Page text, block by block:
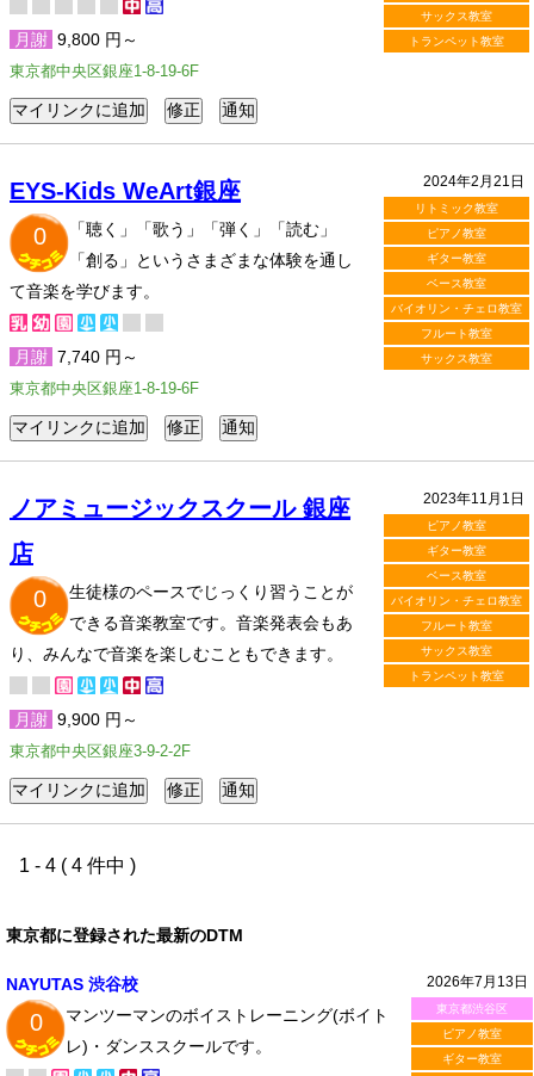
サックス教室
トランペット教室
月謝 9,800 円～
東京都中央区銀座1-8-19-6F
2024年2月21日
リトミック教室
ピアノ教室
ギター教室
ベース教室
バイオリン・チェロ教室
フルート教室
サックス教室
EYS-Kids WeArt銀座
0
「聴く」「歌う」「弾く」「読む」
「創る」というさまざまな体験を通し
て音楽を学びます。
月謝 7,740 円～
東京都中央区銀座1-8-19-6F
2023年11月1日
ピアノ教室
ギター教室
ベース教室
バイオリン・チェロ教室
フルート教室
サックス教室
トランペット教室
ノアミュージックスクール 銀座
店
0
生徒様のペースでじっくり習うことが
できる音楽教室です。音楽発表会もあ
り、みんなで音楽を楽しむこともできます。
月謝 9,900 円～
東京都中央区銀座3-9-2-2F
1 - 4 ( 4 件中 )
東京都に登録された最新のDTM
2026年7月13日
東京都渋谷区
ピアノ教室
ギター教室
NAYUTAS 渋谷校
0
マンツーマンのボイストレーニング(ボイト
レ)・ダンススクールです。